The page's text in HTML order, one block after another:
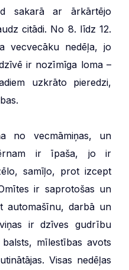
sakarā ar ārkārtējo
citādi. No 8. līdz 12.
vecvecāku nedēļa, jo
ir nozīmīga loma –
uzkrāto pieredzi,
no vecmāmiņas, un
ir īpaša, jo ir
samīļo, prot izcept
ir saprotošas un
automašīnu, darbā un
ir dzīves gudrību
mīlestības avots
Visas nedēļas